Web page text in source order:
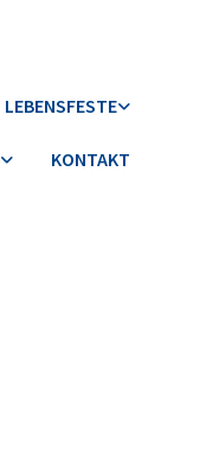
LEBENSFESTE
KONTAKT